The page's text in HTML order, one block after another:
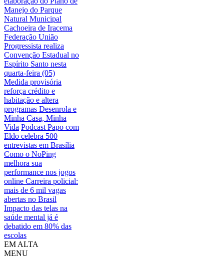
Manejo do Parque
Natural Municipal
Cachoeira de Iracema
Federação União
Progressista realiza
Convenção Estadual no
Espírito Santo nesta
quarta-feira (05)
Medida provisória
reforça crédito e
habitação e altera
programas Desenrola e
Minha Casa, Minha
Vida Podcast Papo com
Eldo celebra 500
entrevistas em Brasília
Como o NoPing
melhora sua
performance nos jogos
online Carreira policial:
mais de 6 mil vagas
abertas no Brasil
Impacto das telas na
saúde mental já é
debatido em 80% das
escolas
EM ALTA
MENU